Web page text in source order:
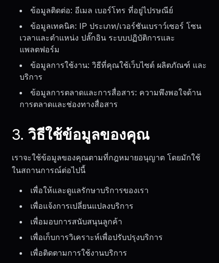
ข้อมูลติดต่อ: อีเมล เบอร์โทร ที่อยู่ไปรษณีย์
ข้อมูลเทคนิค: IP ประเภท/เวอร์ชันเบราว์เซอร์ โซน
เวลาและตำแหน่ง ปลั๊กอิน ระบบปฏิบัติการและ
แพลตฟอร์ม
ข้อมูลการใช้งาน: วิธีที่คุณใช้เว็บไซต์ ผลิตภัณฑ์ และ
บริการ
ข้อมูลการตลาดและการสื่อสาร: ความพึงพอใจด้าน
การตลาดและช่องทางสื่อสาร
3. วิธีใช้ข้อมูลของคุณ
เราจะใช้ข้อมูลของคุณตามที่กฎหมายอนุญาต โดยมักใช้
ในสถานการณ์ต่อไปนี้
เพื่อให้และดูแลรักษาบริการของเรา
เพื่อแจ้งการเปลี่ยนแปลงบริการ
เพื่อมอบการสนับสนุนลูกค้า
เพื่อเก็บการวิเคราะห์เพื่อปรับปรุงบริการ
เพื่อติดตามการใช้งานบริการ